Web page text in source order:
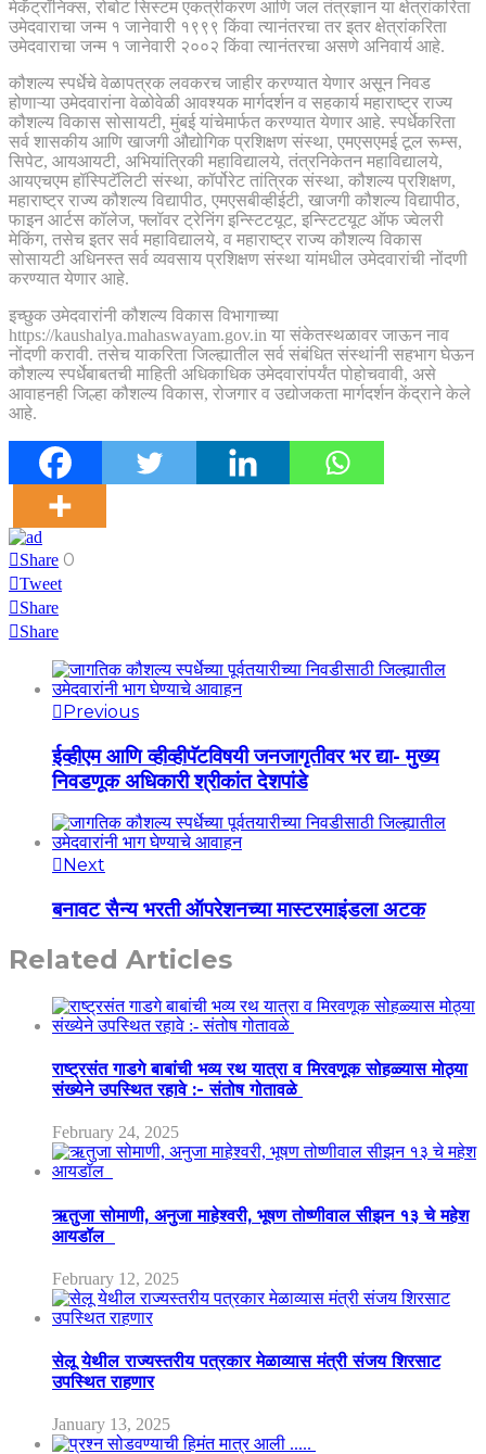
मेकॅट्रॉनिक्स, रोबोट सिस्टम एकत्रीकरण आणि जल तंत्रज्ञान या क्षेत्रांकरिता
उमेदवाराचा जन्म १ जानेवारी १९९९ किंवा त्यानंतरचा तर इतर क्षेत्रांकरिता
उमेदवाराचा जन्म १ जानेवारी २००२ किंवा त्यानंतरचा असणे अनिवार्य आहे.
कौशल्य स्पर्धेचे वेळापत्रक लवकरच जाहीर करण्यात येणार असून निवड
होणाऱ्या उमेदवारांना वेळोवेळी आवश्यक मार्गदर्शन व सहकार्य महाराष्ट्र राज्य
कौशल्य विकास सोसायटी, मुंबई यांचेमार्फत करण्यात येणार आहे. स्पर्धेकरिता
सर्व शासकीय आणि खाजगी औद्योगिक प्रशिक्षण संस्था, एमएसएमई टूल रूम्स,
सिपेट, आयआयटी, अभियांत्रिकी महाविद्यालये, तंत्रनिकेतन महाविद्यालये,
आयएचएम हॉस्पिटॅलिटी संस्था, कॉर्पोरेट तांत्रिक संस्था, कौशल्य प्रशिक्षण,
महाराष्ट्र राज्य कौशल्य विद्यापीठ, एमएसबीव्हीईटी, खाजगी कौशल्य विद्यापीठ,
फाइन आर्टस कॉलेज, फ्लॉवर ट्रेनिंग इन्स्टिटयूट, इन्स्टिटयूट ऑफ ज्वेलरी
मेकिंग, तसेच इतर सर्व महाविद्यालये, व महाराष्ट्र राज्य कौशल्य विकास
सोसायटी अधिनस्त सर्व व्यवसाय प्रशिक्षण संस्था यांमधील उमेदवारांची नोंदणी
करण्यात येणार आहे.
इच्छुक उमेदवारांनी कौशल्य विकास विभागाच्या
https://kaushalya.mahaswayam.gov.in या संकेतस्थळावर जाऊन नाव
नोंदणी करावी. तसेच याकरिता जिल्ह्यातील सर्व संबंधित संस्थांनी सहभाग घेऊन
कौशल्य स्पर्धेबाबतची माहिती अधिकाधिक उमेदवारांपर्यंत पोहोचवावी, असे
आवाहनही जिल्हा कौशल्य विकास, रोजगार व उद्योजकता मार्गदर्शन केंद्राने केले
आहे.
Share 0
Tweet
Share
Share
Previous
ईव्हीएम आणि व्हीव्हीपॅटविषयी जनजागृतीवर भर द्या- मुख्य
निवडणूक अधिकारी श्रीकांत देशपांडे
Next
बनावट सैन्य भरती ऑपरेशनच्या मास्टरमाइंडला अटक
Related Articles
राष्ट्रसंत गाडगे बाबांची भव्य रथ यात्रा व मिरवणूक सोहळ्यास मोठ्या
संख्येने उपस्थित रहावे :- संतोष गोतावळे
February 24, 2025
ऋतुजा सोमाणी, अनुजा माहेश्वरी, भूषण तोष्णीवाल सीझन १३ चे महेश
आयडॉल
February 12, 2025
सेलू येथील राज्यस्तरीय पत्रकार मेळाव्यास मंत्री संजय शिरसाट
उपस्थित राहणार
January 13, 2025